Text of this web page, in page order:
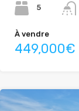
5
À vendre
449,000€